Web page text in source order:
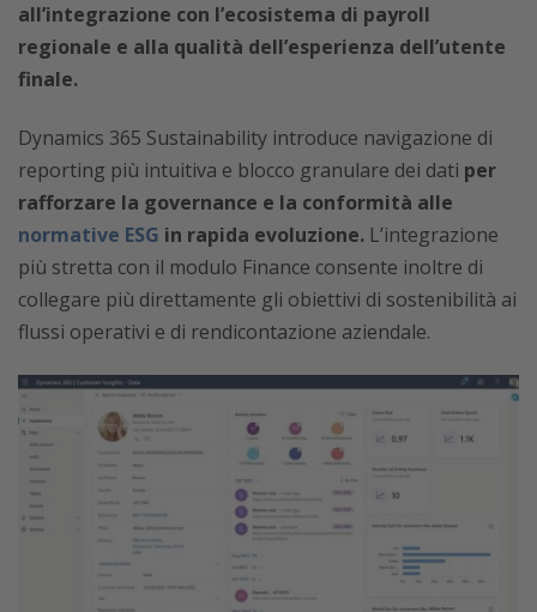
all’integrazione con l’ecosistema di payroll
regionale e alla qualità dell’esperienza dell’utente
finale.
Dynamics 365 Sustainability introduce navigazione di
reporting più intuitiva e blocco granulare dei dati per
rafforzare la governance e la conformità alle
normative ESG in rapida evoluzione. L’integrazione
più stretta con il modulo Finance consente inoltre di
collegare più direttamente gli obiettivi di sostenibilità ai
flussi operativi e di rendicontazione aziendale.